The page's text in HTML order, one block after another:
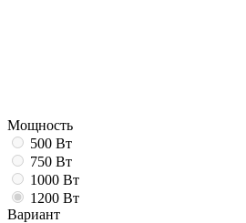
Мощность
500 Вт
750 Вт
1000 Вт
1200 Вт
Вариант